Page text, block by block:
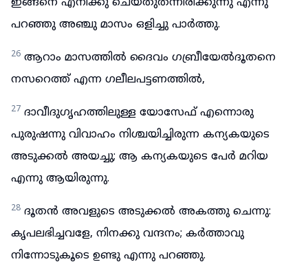
ഇങ്ങനെ എനിക്കു ചെയ്തുതന്നിരിക്കുന്നു എന്നു
പറഞ്ഞു അഞ്ചു മാസം ഒളിച്ചു പാർത്തു.
26 ആറാം മാസത്തിൽ ദൈവം ഗബ്രീയേൽദൂതനെ
നസറെത്ത് എന്ന ഗലീലപട്ടണത്തിൽ,
27 ദാവീദുഗൃഹത്തിലുള്ള യോസേഫ് എന്നൊരു
പുരുഷന്നു വിവാഹം നിശ്ചയിച്ചിരുന്ന കന്യകയുടെ
അടുക്കൽ അയച്ചു; ആ കന്യകയുടെ പേർ മറിയ
എന്നു ആയിരുന്നു.
28 ദൂതൻ അവളുടെ അടുക്കൽ അകത്തു ചെന്നു:
കൃപലഭിച്ചവളേ, നിനക്കു വന്ദനം; കർത്താവു
നിന്നോടുകൂടെ ഉണ്ടു എന്നു പറഞ്ഞു.